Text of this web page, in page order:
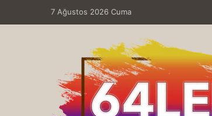
7 Ağustos 2026 Cuma